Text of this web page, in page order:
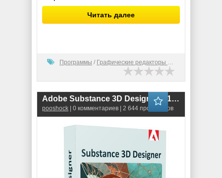
Читать далее
Программы / Графические редакторы (2D)
Adobe Substance 3D Designer (11.3.2.5411) RePack
pooshock | 0 комментариев | 2 644 просмотров